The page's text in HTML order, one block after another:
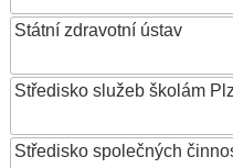
Státní zdravotní ústav
Středisko služeb školám
Středisko společných